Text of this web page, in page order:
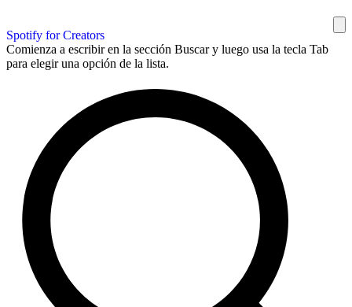
Spotify for Creators
Comienza a escribir en la sección Buscar y luego usa la tecla Tab
para elegir una opción de la lista.